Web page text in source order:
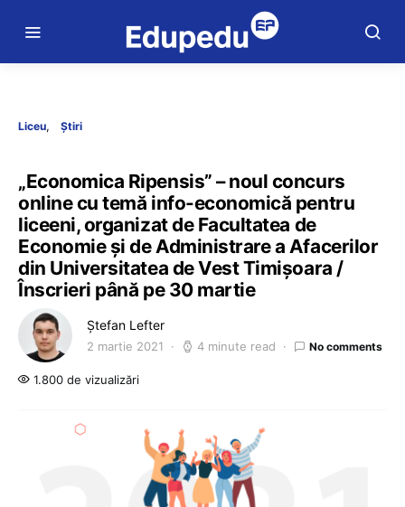
Liceu Știri
„Economica Ripensis” – noul concurs
online cu temă info-economică pentru
liceeni, organizat de Facultatea de
Economie și de Administrare a Afacerilor
din Universitatea de Vest Timișoara /
Înscrieri până pe 30 martie
Ștefan Lefter
2 martie 2021 4 minute read No comments
1.800 de vizualizări